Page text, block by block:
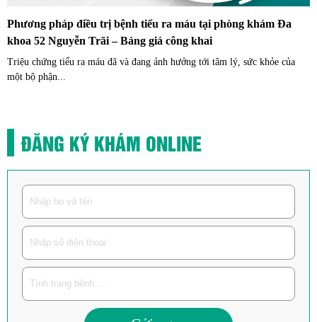
Phương pháp điều trị bệnh tiểu ra máu tại phòng khám Đa
khoa 52 Nguyễn Trãi – Bảng giá công khai
Triệu chứng tiểu ra máu đã và đang ảnh hưởng tới tâm lý, sức khỏe của
một bộ phận...
ĐĂNG KÝ KHÁM ONLINE